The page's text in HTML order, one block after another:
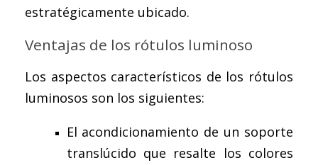
estratégicamente ubicado.
Ventajas de los rótulos luminoso
Los aspectos característicos de los rótulos
luminosos son los siguientes:
El acondicionamiento de un soporte
translúcido que resalte los colores